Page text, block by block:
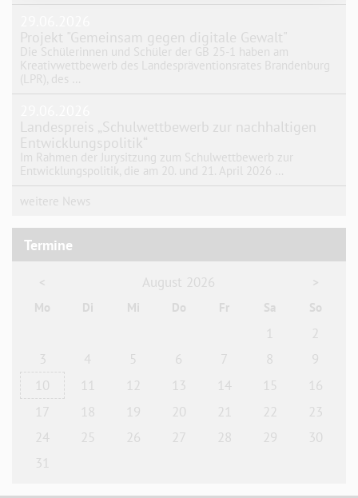
Projekt "Gemeinsam gegen digitale Gewalt"
Die Schülerinnen und Schüler der GB 25-1 haben am
Kreativwettbewerb des Landespräventionsrates Brandenburg
(LPR), des …
Landespreis „Schulwettbewerb zur nachhaltigen
Entwicklungspolitik“
Im Rahmen der Jurysitzung zum Schulwettbewerb zur
Entwicklungspolitik, die am 20. und 21. April 2026 …
weitere News
Termine
< August 2026
>
Mo
Di Mi Do Fr Sa So
1
2
3
4 5 6 7 8
9
10
11 12 13 14 15
16
17
18 19 20 21 22
23
24
25 26 27 28 29
30
31